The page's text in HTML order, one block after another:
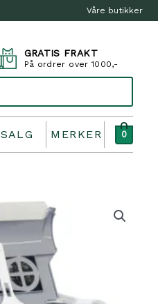
Våre butikker
GRATIS FRAKT
På ordrer over 1000,-
SALG MERKER 0